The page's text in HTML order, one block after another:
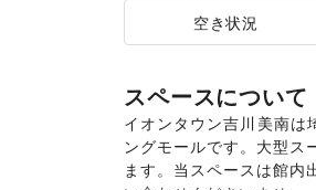
空き状況
スペースについて
イオンタウン吉川美南は
ングモールです。大型ス
ます。当スペースは館内